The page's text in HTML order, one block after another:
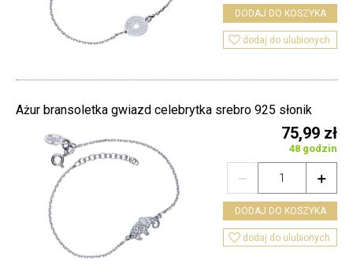
DODAJ DO KOSZYKA
 dodaj do ulubionych
Ażur bransoletka gwiazd celebrytka srebro 925 słonik
75,99 zł
48 godzin


DODAJ DO KOSZYKA
 dodaj do ulubionych